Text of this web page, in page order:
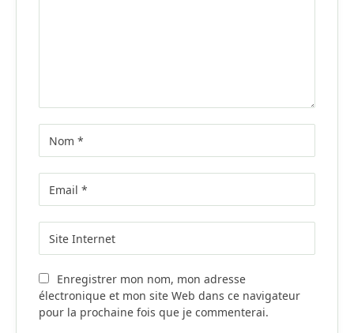
Enregistrer mon nom, mon adresse
électronique et mon site Web dans ce navigateur
pour la prochaine fois que je commenterai.